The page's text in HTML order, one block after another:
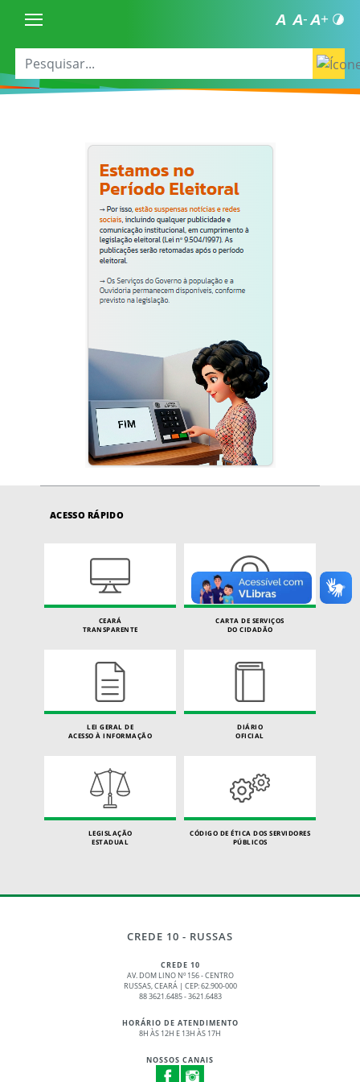
ACESSO RÁPIDO
CEARÁ
TRANSPARENTE
CARTA DE SERVIÇOS
DO CIDADÃO
LEI GERAL DE
ACESSO À INFORMAÇÃO
DIÁRIO
OFICIAL
LEGISLAÇÃO
ESTADUAL
CÓDIGO DE ÉTICA DOS SERVIDORES
PÚBLICOS
CREDE 10 - RUSSAS
CREDE 10
AV. DOM LINO Nº 156 - CENTRO
RUSSAS, CEARÁ | CEP: 62.900-000
88 3621.6485 - 3621.6483
HORÁRIO DE ATENDIMENTO
8H ÀS 12H E 13H ÀS 17H
NOSSOS CANAIS